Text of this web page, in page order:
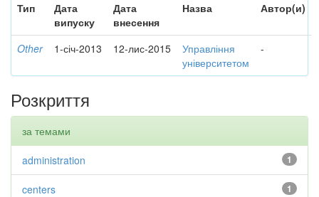
Тип
Дата
випуску
Дата
внесення
Назва Автор(и)
Other 1-січ-2013 12-лис-2015
Управління
університетом
-
Розкриття
за темами
1
administration
1
centers